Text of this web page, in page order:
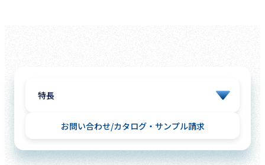
お問い合わせ カタログ・サンプル請求